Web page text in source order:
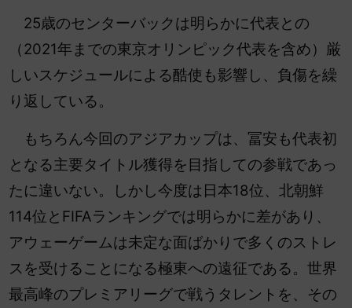
25歳のセンターバックは明らかに代表との
（2021年までの東京オリンピック代表を含め）厳
しいスケジュールによる酷使も影響し、負傷を繰
り返している。
もちろん今回のアジアカップは、冨安も代表初
となる主要タイトル獲得を目指しての参戦であっ
たに違いない。しかし今度は日本18位、北朝鮮
114位とFIFAランキングでは明らかに差があり、
アウェーゲームは未定な面ばかりで多くのストレ
スを受けることになる極東への遠征である。世界
最高峰のプレミアリーグで戦うタレントを、その